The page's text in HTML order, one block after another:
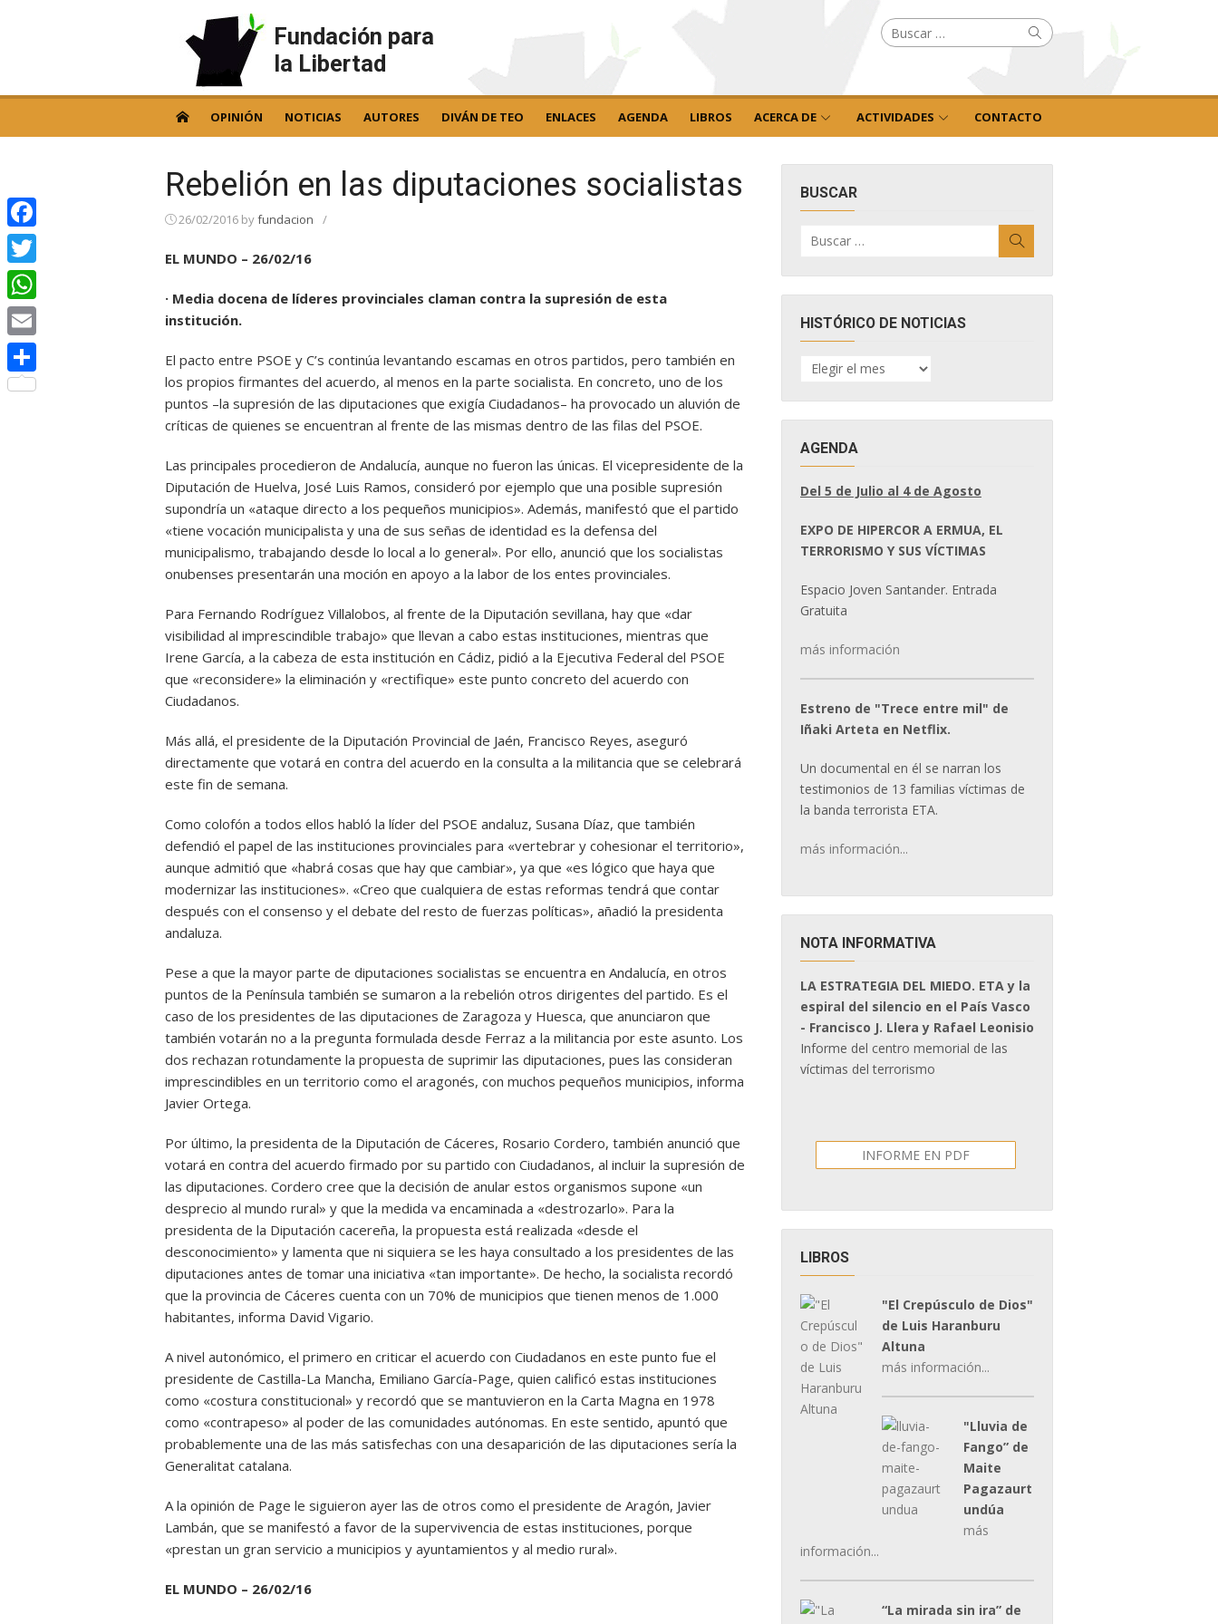
Fundación para
la Libertad
Buscar
por: Buscar
OPINIÓN NOTICIAS AUTORES DIVÁN DE TEO ENLACES AGENDA LIBROS ACERCA DE ACTIVIDADES CONTACTO
Rebelión en las diputaciones socialistas
26/02/2016 byfundacion /
EL MUNDO – 26/02/16
· Media docena de líderes provinciales claman contra la supresión de esta
institución.
El pacto entre PSOE y C’s continúa levantando escamas en otros partidos, pero también en
los propios firmantes del acuerdo, al menos en la parte socialista. En concreto, uno de los
puntos –la supresión de las diputaciones que exigía Ciudadanos– ha provocado un aluvión de
críticas de quienes se encuentran al frente de las mismas dentro de las filas del PSOE.
Las principales procedieron de Andalucía, aunque no fueron las únicas. El vicepresidente de la
Diputación de Huelva, José Luis Ramos, consideró por ejemplo que una posible supresión
supondría un «ataque directo a los pequeños municipios». Además, manifestó que el partido
«tiene vocación municipalista y una de sus señas de identidad es la defensa del
municipalismo, trabajando desde lo local a lo general». Por ello, anunció que los socialistas
onubenses presentarán una moción en apoyo a la labor de los entes provinciales.
Para Fernando Rodríguez Villalobos, al frente de la Diputación sevillana, hay que «dar
visibilidad al imprescindible trabajo» que llevan a cabo estas instituciones, mientras que
Irene García, a la cabeza de esta institución en Cádiz, pidió a la Ejecutiva Federal del PSOE
que «reconsidere» la eliminación y «rectifique» este punto concreto del acuerdo con
Ciudadanos.
Más allá, el presidente de la Diputación Provincial de Jaén, Francisco Reyes, aseguró
directamente que votará en contra del acuerdo en la consulta a la militancia que se celebrará
este fin de semana.
Como colofón a todos ellos habló la líder del PSOE andaluz, Susana Díaz, que también
defendió el papel de las instituciones provinciales para «vertebrar y cohesionar el territorio»,
aunque admitió que «habrá cosas que hay que cambiar», ya que «es lógico que haya que
modernizar las instituciones». «Creo que cualquiera de estas reformas tendrá que contar
después con el consenso y el debate del resto de fuerzas políticas», añadió la presidenta
andaluza.
Pese a que la mayor parte de diputaciones socialistas se encuentra en Andalucía, en otros
puntos de la Península también se sumaron a la rebelión otros dirigentes del partido. Es el
caso de los presidentes de las diputaciones de Zaragoza y Huesca, que anunciaron que
también votarán no a la pregunta formulada desde Ferraz a la militancia por este asunto. Los
dos rechazan rotundamente la propuesta de suprimir las diputaciones, pues las consideran
imprescindibles en un territorio como el aragonés, con muchos pequeños municipios, informa
Javier Ortega.
Por último, la presidenta de la Diputación de Cáceres, Rosario Cordero, también anunció que
votará en contra del acuerdo firmado por su partido con Ciudadanos, al incluir la supresión de
las diputaciones. Cordero cree que la decisión de anular estos organismos supone «un
desprecio al mundo rural» y que la medida va encaminada a «destrozarlo». Para la
presidenta de la Diputación cacereña, la propuesta está realizada «desde el
desconocimiento» y lamenta que ni siquiera se les haya consultado a los presidentes de las
diputaciones antes de tomar una iniciativa «tan importante». De hecho, la socialista recordó
que la provincia de Cáceres cuenta con un 70% de municipios que tienen menos de 1.000
habitantes, informa David Vigario.
A nivel autonómico, el primero en criticar el acuerdo con Ciudadanos en este punto fue el
presidente de Castilla-La Mancha, Emiliano García-Page, quien calificó estas instituciones
como «costura constitucional» y recordó que se mantuvieron en la Carta Magna en 1978
como «contrapeso» al poder de las comunidades autónomas. En este sentido, apuntó que
probablemente una de las más satisfechas con una desaparición de las diputaciones sería la
Generalitat catalana.
A la opinión de Page le siguieron ayer las de otros como el presidente de Aragón, Javier
Lambán, que se manifestó a favor de la supervivencia de estas instituciones, porque
«prestan un gran servicio a municipios y ayuntamientos y al medio rural».
EL MUNDO – 26/02/16
BUSCAR
por:
HISTÓRICO DE NOTICIAS
HISTÓRICO
DE
AGENDA
Del 5 de Julio al 4 de Agosto
EXPO DE HIPERCOR A ERMUA, EL
TERRORISMO Y SUS VÍCTIMAS
Espacio Joven Santander. Entrada
Gratuita
más información
Estreno de "Trece entre mil" de
Iñaki Arteta en Netflix.
Un documental en él se narran los
testimonios de 13 familias víctimas de
la banda terrorista ETA.
más información...
NOTA INFORMATIVA
LA ESTRATEGIA DEL MIEDO. ETA y la
espiral del silencio en el País Vasco
- Francisco J. Llera y Rafael Leonisio
Informe del centro memorial de las
víctimas del terrorismo
INFORME EN PDF
LIBROS
"El Crepúsculo de Dios"
de Luis Haranburu
Altuna
más información...
"Lluvia de
Fango” de
Maite
Pagazaurt
undúa
más
información...
“La mirada sin ira” de
Facebook
Twitter
WhatsApp
Email
Compartir